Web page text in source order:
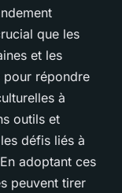
que les
et les
pour répondre
à
outils et
défis liés à
adoptant ces
peuvent tirer